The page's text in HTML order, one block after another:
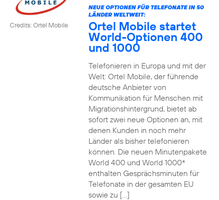
Credits: Ortel Mobile
NEUE OPTIONEN FÜR TELEFONATE IN 50
LÄNDER WELTWEIT:
Ortel Mobile startet
World-Optionen 400
und 1000
Telefonieren in Europa und mit der
Welt: Ortel Mobile, der führende
deutsche Anbieter von
Kommunikation für Menschen mit
Migrationshintergrund, bietet ab
sofort zwei neue Optionen an, mit
denen Kunden in noch mehr
Länder als bisher telefonieren
können. Die neuen Minutenpakete
World 400 und World 1000*
enthalten Gesprächsminuten für
Telefonate in der gesamten EU
sowie zu […]